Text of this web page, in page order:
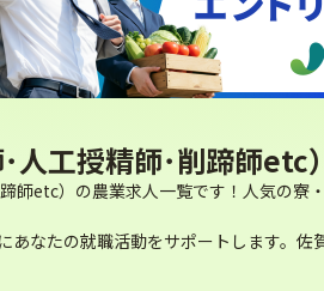
人工授精師･削蹄師etc
師etc）の農業求人一覧です！人気の
あなたの就職活動をサポートします。